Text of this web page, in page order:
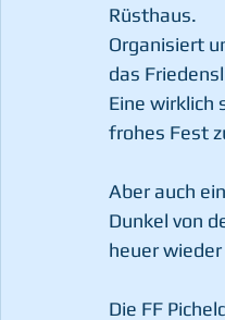
Rüsthaus.
Organisiert
das
Eine wirklich
frohes Fest
Aber auch
Dunkel von
heuer
Die FF